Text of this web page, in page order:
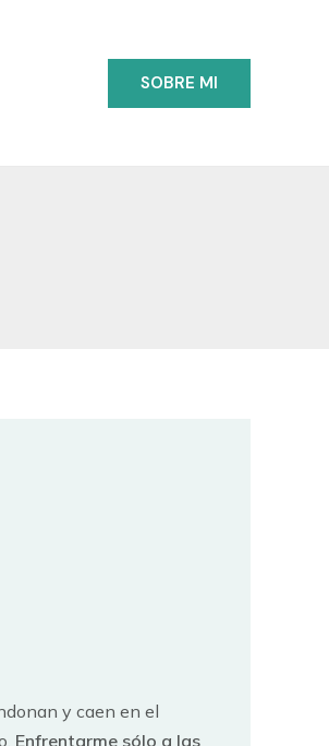
SOBRE MI
y caen en el
Enfrentarme sólo a las